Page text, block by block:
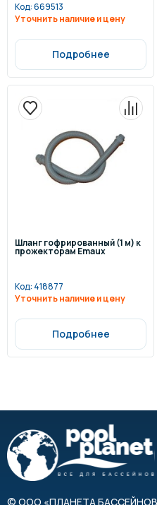
Код:669513
Уточнить наличие и цену
Подробнее
Шланг гофрированный (1 м) к
прожекторам Emaux
Код: 418877
Уточнить наличие и цену
Подробнее
© ООО «ПЛАНЕТА